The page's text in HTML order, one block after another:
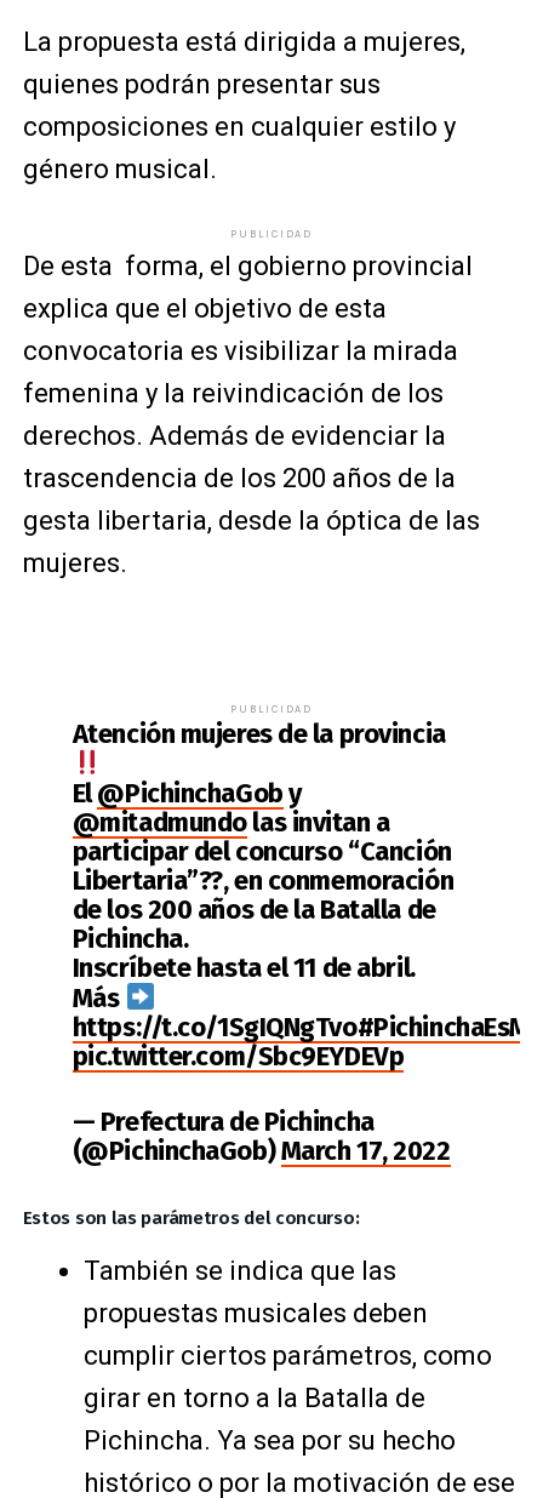
La propuesta está dirigida a mujeres,
quienes podrán presentar sus
composiciones en cualquier estilo y
género musical.
PUBLICIDAD
De esta forma, el gobierno provincial
explica que el objetivo de esta
convocatoria es visibilizar la mirada
femenina y la reivindicación de los
derechos. Además de evidenciar la
trascendencia de los 200 años de la
gesta libertaria, desde la óptica de las
mujeres.
PUBLICIDAD
Atención mujeres de la provincia
El@PichinchaGoby
@mitadmundolas invitan a
participar del concurso “Canción
Libertaria”??, en conmemoración
de los 200 años de la Batalla de
Pichincha.
Inscríbete hasta el 11 de abril.
Más
https://t.co/1SgIQNgTvo
pic.twitter.com/Sbc9EYDEVp
— Prefectura de Pichincha
(@PichinchaGob)March 17, 2022
Estos son las parámetros del concurso:
También se indica que las
propuestas musicales deben
cumplir ciertos parámetros, como
girar en torno a la Batalla de
Pichincha. Ya sea por su hecho
histórico o por la motivación de ese